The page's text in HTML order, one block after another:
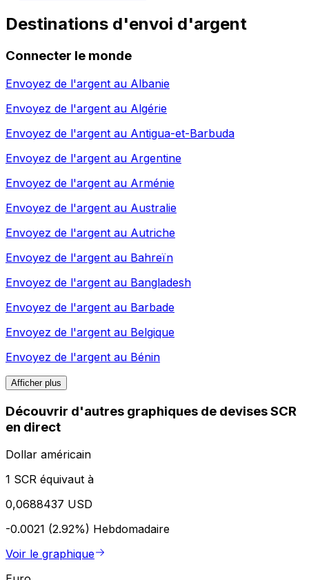
Destinations d'envoi d'argent
Connecter le monde
Envoyez de l'argent au Albanie
Envoyez de l'argent au Algérie
Envoyez de l'argent au Antigua-et-Barbuda
Envoyez de l'argent au Argentine
Envoyez de l'argent au Arménie
Envoyez de l'argent au Australie
Envoyez de l'argent au Autriche
Envoyez de l'argent au Bahreïn
Envoyez de l'argent au Bangladesh
Envoyez de l'argent au Barbade
Envoyez de l'argent au Belgique
Envoyez de l'argent au Bénin
Afficher plus
Découvrir d'autres graphiques de devises SCR
en direct
Dollar américain
1 SCR équivaut à
0,0688437 USD
-0.0021 (2.92%) Hebdomadaire
Voir le graphique